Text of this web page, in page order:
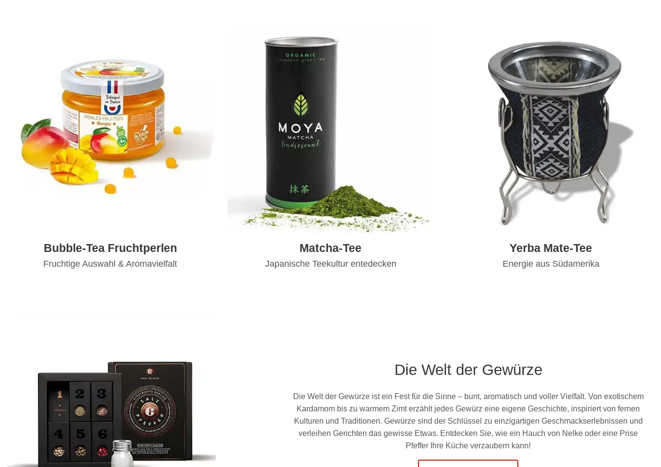
Bubble-Tea Fruchtperlen
Fruchtige Auswahl & Aromavielfalt
Matcha-Tee
Japanische Teekultur entedecken
Yerba Mate-Tee
Energie aus Südamerika
Die Welt der Gewürze
Die Welt der Gewürze ist ein Fest für die Sinne – bunt, aromatisch und voller Vielfalt. Von exotischem
Kardamom bis zu warmem Zimt erzählt jedes Gewürz eine eigene Geschichte, inspiriert von fernen
Kulturen und Traditionen. Gewürze sind der Schlüssel zu einzigartigen Geschmackserlebnissen und
verleihen Gerichten das gewisse Etwas. Entdecken Sie, wie ein Hauch von Nelke oder eine Prise
Pfeffer Ihre Küche verzaubern kann!